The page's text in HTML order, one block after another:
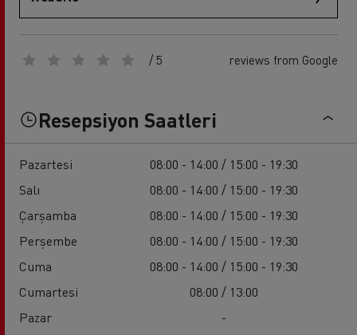
/ 5 reviews from Google
Resepsiyon Saatleri
Pazartesi
08:00 - 14:00 / 15:00 - 19:30
Salı
08:00 - 14:00 / 15:00 - 19:30
Çarşamba
08:00 - 14:00 / 15:00 - 19:30
Perşembe
08:00 - 14:00 / 15:00 - 19:30
Cuma
08:00 - 14:00 / 15:00 - 19:30
Cumartesi
08:00 / 13:00
Pazar
-